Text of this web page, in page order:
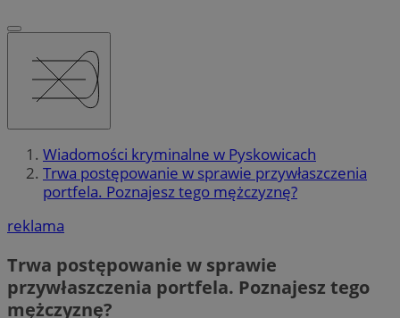
Wiadomości kryminalne w Pyskowicach
Trwa postępowanie w sprawie przywłaszczenia
portfela. Poznajesz tego mężczyznę?
reklama
Trwa postępowanie w sprawie
przywłaszczenia portfela. Poznajesz tego
mężczyznę?